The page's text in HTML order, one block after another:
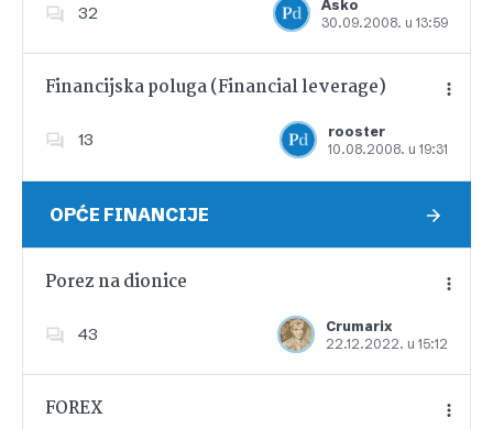
32
Asko
30.09.2008. u 13:59
Dodajte u favorite
Financijska poluga (Financial leverage)
13
rooster
10.08.2008. u 19:31
Dodajte u favorite
OPĆE FINANCIJE
Porez na dionice
43
Crumarix
22.12.2022. u 15:12
Dodajte u favorite
FOREX